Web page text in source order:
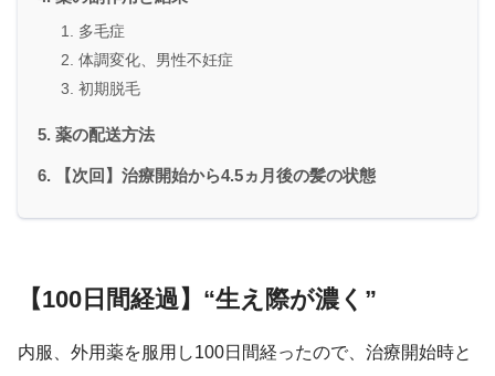
多毛症
体調変化、男性不妊症
初期脱毛
薬の配送方法
【次回】治療開始から4.5ヵ月後の髪の状態
【100日間経過】“生え際が濃く”
内服、外用薬を服用し100日間経ったので、治療開始時と